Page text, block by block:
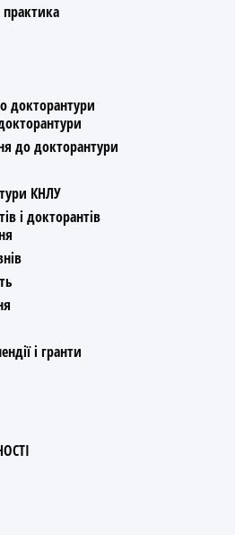
докторантури
до докторантури
КНЛУ
і докторантів
і гранти